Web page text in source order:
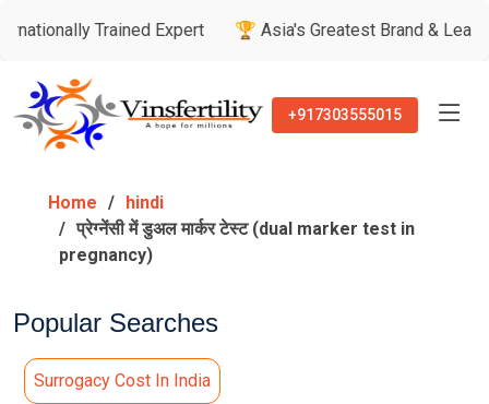
Trained Expert 🏆 Asia's Greatest Brand & Leader Awards
+917303555015
Home
hindi
​प्रेग्नेंसी में डुअल मार्कर टेस्ट (dual marker test in
pregnancy)
Popular Searches
Surrogacy Cost In India